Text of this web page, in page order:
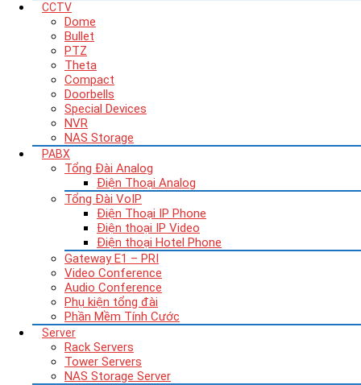
CCTV
Dome
Bullet
PTZ
Theta
Compact
Doorbells
Special Devices
NVR
NAS Storage
PABX
Tổng Đài Analog
Điện Thoại Analog
Tổng Đài VoIP
Điện Thoại IP Phone
Điện thoại IP Video
Điện thoại Hotel Phone
Gateway E1 – PRI
Video Conference
Audio Conference
Phụ kiện tổng đài
Phần Mềm Tính Cước
Server
Rack Servers
Tower Servers
NAS Storage Server